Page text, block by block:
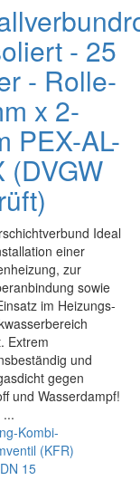
- 25
- Rolle-
x 2-
PEX-AL-
(DVGW
Ideal
einer
zur
sowie
im Heizungs-
Extrem
und
gegen
und Wasserdampf!
...